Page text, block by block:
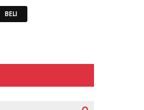
BELI